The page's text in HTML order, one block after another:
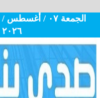
الجمعة ٠٧ / أغسطس /
٢٠٢٦